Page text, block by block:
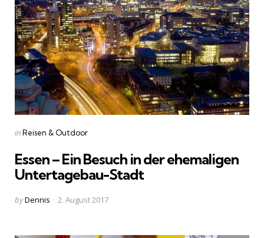
Categories
Posted
inReisen & Outdoor
Essen – Ein Besuch in der ehemaligen
Untertagebau-Stadt
Posted
byDennis 2. August 2017